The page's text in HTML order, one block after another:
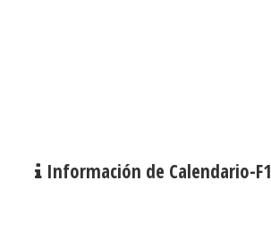
Información de Calendario-F1